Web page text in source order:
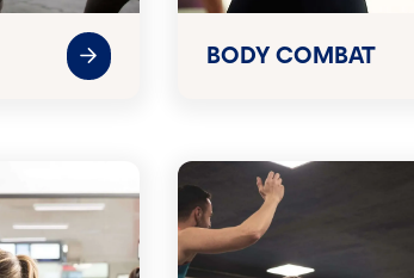
BODY COMBAT